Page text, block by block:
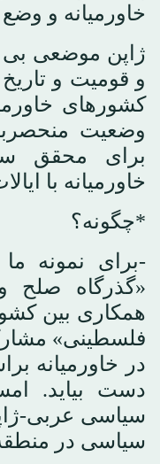
خاورمیانه و
ژاپن موضعی
و قومیت و
کشورهای
وضعیت
برای محقق
خاورمیانه با
*چگونه؟
-برای نمونه ما
«گذرگاه صلح
همکاری بین
فلسطینی»
در خاورمیانه
دست بیاید.
سیاسی عربی-
سیاسی در